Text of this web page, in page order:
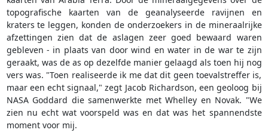
topografische kaarten van de geanalyseerde ravijnen en
kraters te leggen, konden de onderzoekers in de mineraalrijke
afzettingen zien dat de aslagen zeer goed bewaard waren
gebleven - in plaats van door wind en water in de war te zijn
geraakt, was de as op dezelfde manier gelaagd als toen hij nog
vers was. "Toen realiseerde ik me dat dit geen toevalstreffer is,
maar een echt signaal," zegt Jacob Richardson, een geoloog bij
NASA Goddard die samenwerkte met Whelley en Novak. "We
zien nu echt wat voorspeld was en dat was het spannendste
moment voor mij.